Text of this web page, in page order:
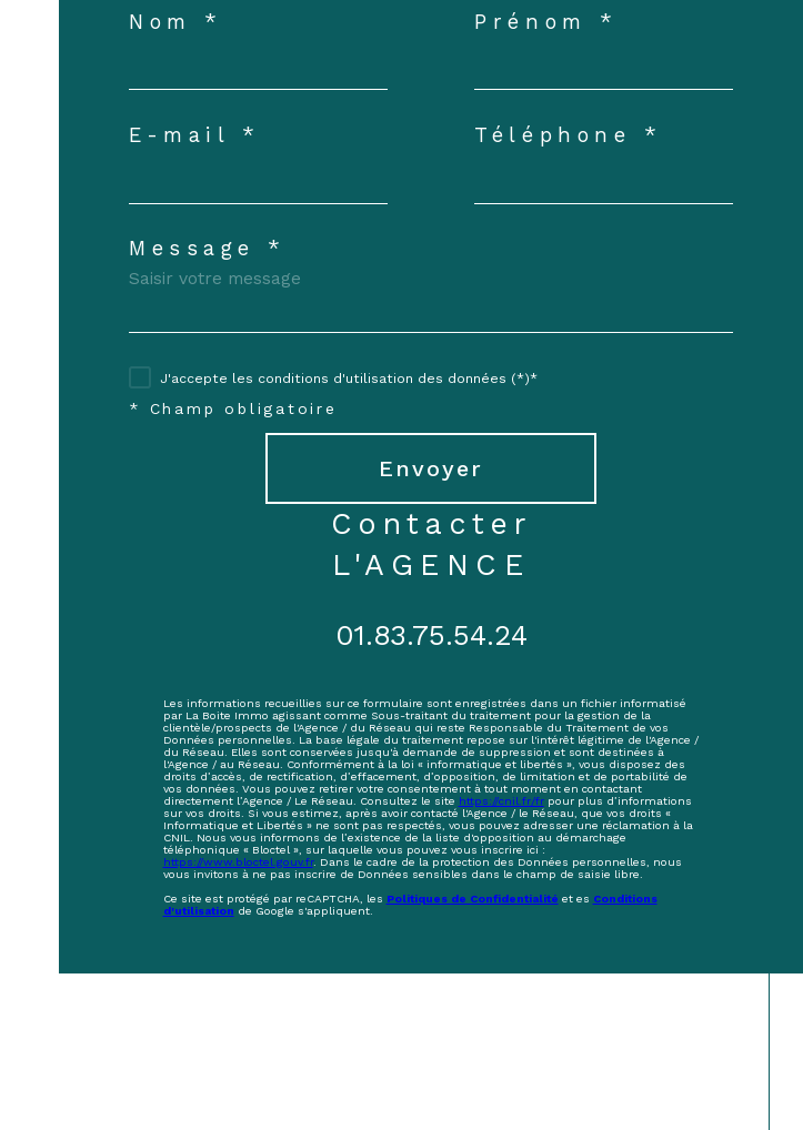
Nom * Prénom *
E-mail * Téléphone *
Message *
J'accepte les conditions d'utilisation des données (*)*
* Champ obligatoire
Envoyer
contacter
L'AGENCE
01.83.75.54.24
Les informations recueillies sur ce formulaire sont enregistrées dans un fichier informatisé
par La Boite Immo agissant comme Sous-traitant du traitement pour la gestion de la
clientèle/prospects de l'Agence / du Réseau qui reste Responsable du Traitement de vos
Données personnelles. La base légale du traitement repose sur l'intérêt légitime de l'Agence /
du Réseau. Elles sont conservées jusqu'à demande de suppression et sont destinées à
l'Agence / au Réseau. Conformément à la loi « informatique et libertés », vous disposez des
droits d’accès, de rectification, d’effacement, d’opposition, de limitation et de portabilité de
vos données. Vous pouvez retirer votre consentement à tout moment en contactant
directement l’Agence / Le Réseau. Consultez le site https://cnil.fr/frpour plus d’informations
sur vos droits. Si vous estimez, après avoir contacté l'Agence / le Réseau, que vos droits «
Informatique et Libertés » ne sont pas respectés, vous pouvez adresser une réclamation à la
CNIL. Nous vous informons de l’existence de la liste d'opposition au démarchage
téléphonique « Bloctel », sur laquelle vous pouvez vous inscrire ici :
https://www.bloctel.gouv.fr. Dans le cadre de la protection des Données personnelles, nous
vous invitons à ne pas inscrire de Données sensibles dans le champ de saisie libre.
Ce site est protégé par reCAPTCHA, les Politiques de Confidentialité et es Conditions
d'utilisation de Google s'appliquent.